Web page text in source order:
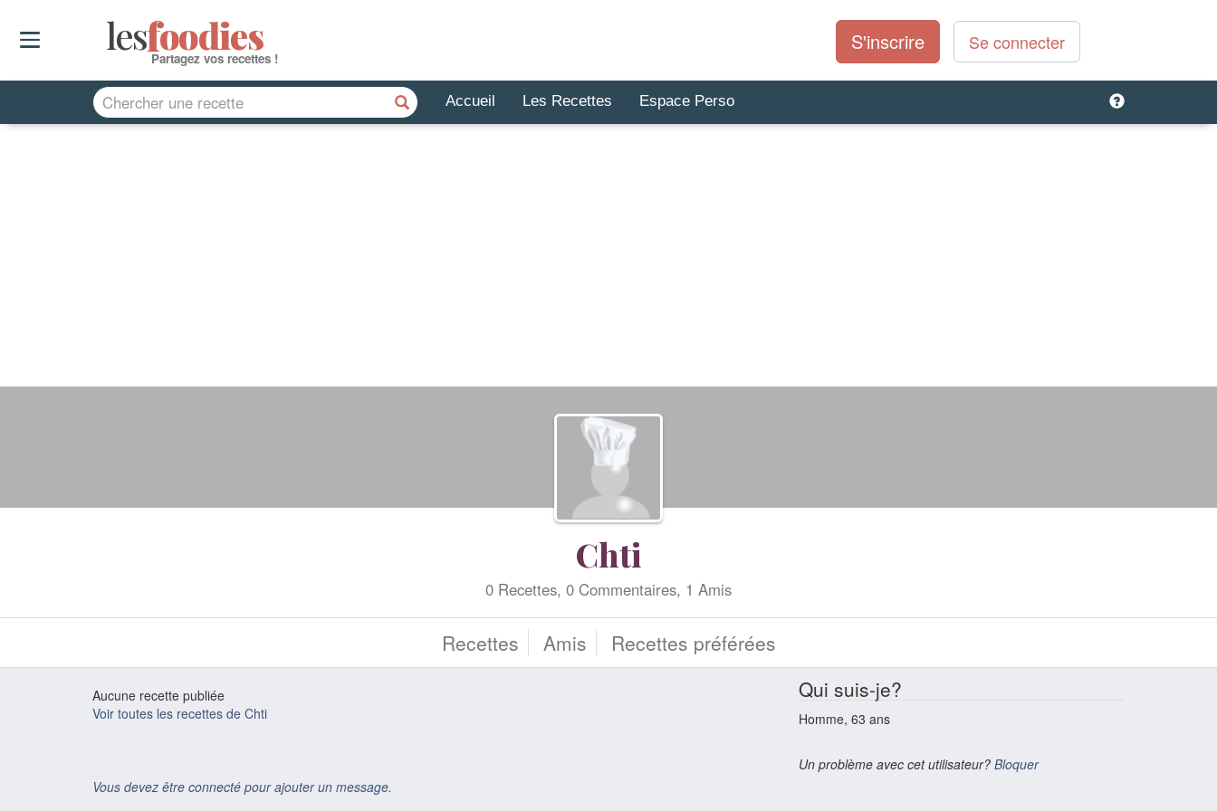
lesfoodies
Partagez vos recettes !
S'inscrire Se connecter
Accueil Les Recettes Espace Perso
Chti
0 Recettes, 0 Commentaires, 1 Amis
Recettes Amis Recettes préférées
Aucune recette publiée
Voir toutes les recettes de Chti
Vous devez être connecté pour ajouter un message.
Qui suis-je?
Homme, 63 ans
Un problème avec cet utilisateur? Bloquer